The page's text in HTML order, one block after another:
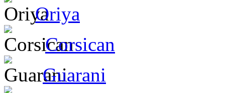
Oriya
Corsican
Guarani